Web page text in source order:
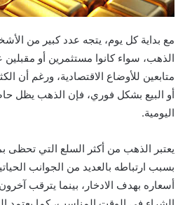
مع بداية كل يوم، يتجه عدد كبير من
الذهب، سواء كانوا مستثمرين أو
متابعين للأوضاع الاقتصادية، ورغم أن
أو البيع بشكل فوري، فإن الذهب يظل
اليومية.
يعتبر الذهب من أكثر السلع التي تحظى
بسبب ارتباطه بالعديد من الجوانب
أسعاره بهدف الادخار، بينما يترقب